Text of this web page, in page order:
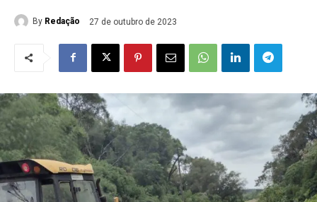
By Redação 27 de outubro de 2023